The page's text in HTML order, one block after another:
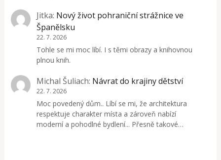
Jitka: Nový život pohraniční strážnice ve
Španělsku
22. 7. 2026
Tohle se mi moc líbí. I s těmi obrazy a knihovnou
plnou knih.
Michal Šuliach: Návrat do krajiny dětství
22. 7. 2026
Moc povedený dům.. Líbí se mi, že architektura
respektuje charakter místa a zároveň nabízí
moderní a pohodlné bydlení... Přesně takové…